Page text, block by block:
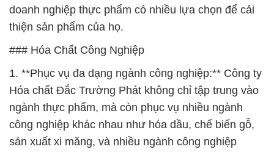
doanh nghiệp thực phẩm có nhiều lựa chọn để cải
thiện sản phẩm của họ.
### Hóa Chất Công Nghiệp
1. **Phục vụ đa dạng ngành công nghiệp:** Công ty
Hóa chất Đắc Trường Phát không chỉ tập trung vào
ngành thực phẩm, mà còn phục vụ nhiều ngành
công nghiệp khác nhau như hóa dầu, chế biến gỗ,
sản xuất xi măng, và nhiều ngành công nghiệp